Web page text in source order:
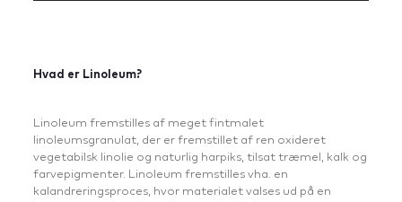
Hvad er Linoleum?
Linoleum fremstilles af meget fintmalet
linoleumsgranulat, der er fremstillet af ren oxideret
vegetabilsk linolie og naturlig harpiks, tilsat træmel, kalk og
farvepigmenter. Linoleum fremstilles vha. en
kalandreringsproces, hvor materialet valses ud på en